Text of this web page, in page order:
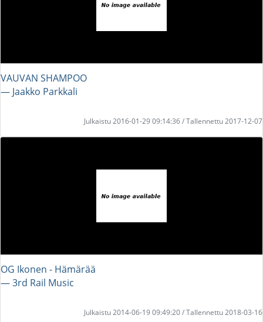
VAUVAN SHAMPOO
― Jaakko Parkkali
Julkaistu 2016-01-29 09:14:36 / Tallennettu 2017-12-07
OG Ikonen - Hämärää
― 3rd Rail Music
Julkaistu 2014-06-19 09:49:20 / Tallennettu 2018-03-16